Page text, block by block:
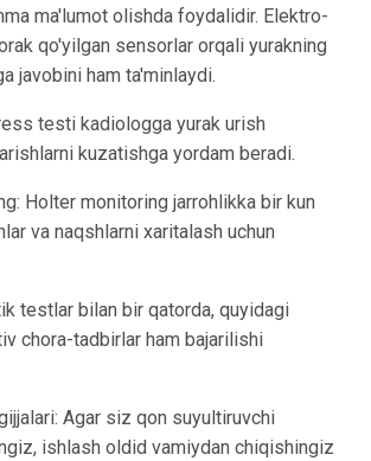
ma'lumot olishda foydalidir. Elektro-
qo'yilgan sensorlar orqali yurakning
javobini ham ta'minlaydi.
testi kadiologga yurak urish
kuzatishga yordam beradi.
Holter monitoring jarrohlikka bir kun
va naqshlarni xaritalash uchun
testlar bilan bir qatorda, quyidagi
chora-tadbirlar ham bajarilishi
Agar siz qon suyultiruvchi
ishlash oldid vamiydan chiqishingiz